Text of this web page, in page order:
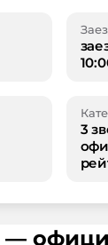
3
—